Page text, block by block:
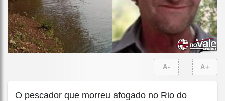
A- A+
O pescador que morreu afogado no Rio do